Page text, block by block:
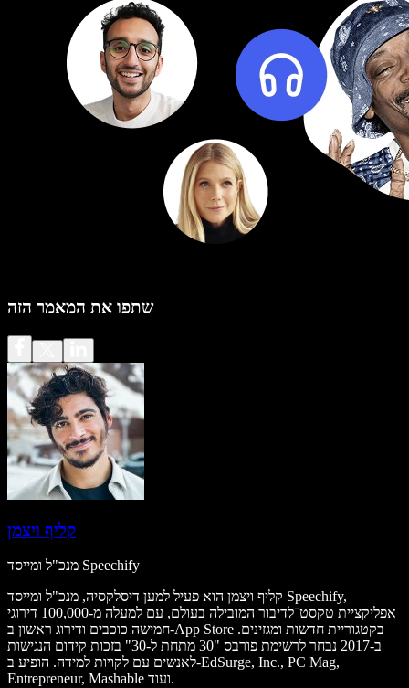
שתפו את המאמר הזה
קליף ויצמן
מנכ"ל ומייסד Speechify
קליף ויצמן הוא פעיל למען דיסלקסיה, מנכ"ל ומייסד Speechify,
אפליקציית טקסט־לדיבור המובילה בעולם, עם למעלה מ-100,000 דירוגי
חמישה כוכבים ודירוג ראשון ב-App Store בקטגוריית חדשות ומגזינים.
ב-2017 נבחר לרשימת פורבס "30 מתחת ל-30" בזכות קידום הנגישות
לאנשים עם לקויות למידה. הופיע ב-EdSurge, Inc., PC Mag,
Entrepreneur, Mashable ועוד.